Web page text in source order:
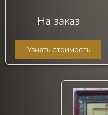
На заказ
Узнать стоимость